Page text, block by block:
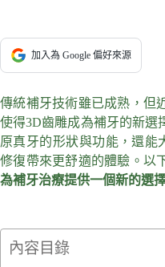
加入為 Google 偏好來源
傳統補牙技術雖已成熟，但
使得3D齒雕成為補牙的新選
原真牙的形狀與功能，還能
修復帶來更舒適的體驗。以
為補牙治療提供一個新的選
內容目錄